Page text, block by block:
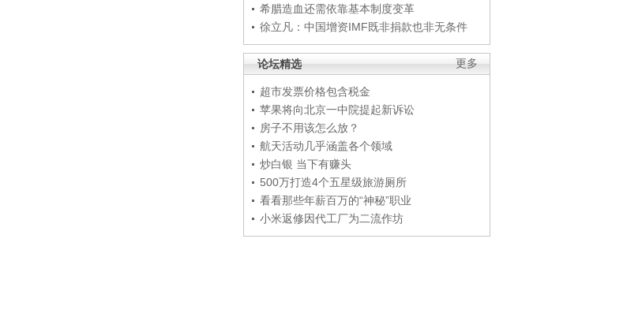
希腊造血还需依靠基本制度变革
徐立凡：中国增资IMF既非捐款也非无条件
更多
论坛精选
超市发票价格包含税金
苹果将向北京一中院提起新诉讼
房子不用该怎么放？
航天活动几乎涵盖各个领域
炒白银 当下有赚头
500万打造4个五星级旅游厕所
看看那些年薪百万的“神秘”职业
小米返修因代工厂为二流作坊